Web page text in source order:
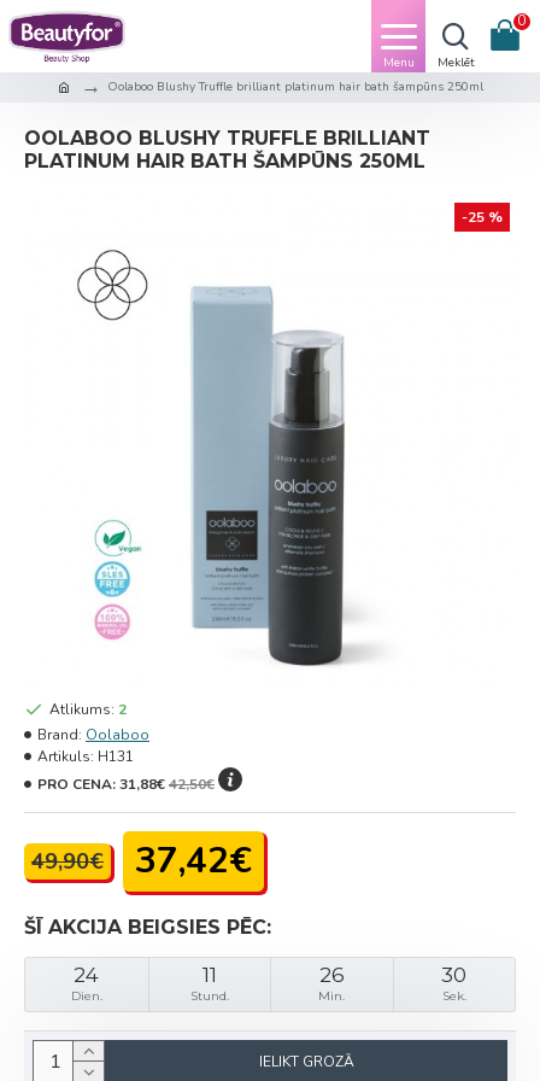
0
Oolaboo Blushy Truffle brilliant platinum hair bath šampūns 250ml
OOLABOO BLUSHY TRUFFLE BRILLIANT
PLATINUM HAIR BATH ŠAMPŪNS 250ML
-25 %
ŠĪ AKCIJA BEIGSIES PĒC:
24
Dien.
11
Stund.
26
Min.
30
Sek.
49,90€ 37,42€
Atlikums: 2
Brand: Oolaboo
Artikuls: H131
PRO CENA:31,88€42,50€
IELIKT GROZĀ